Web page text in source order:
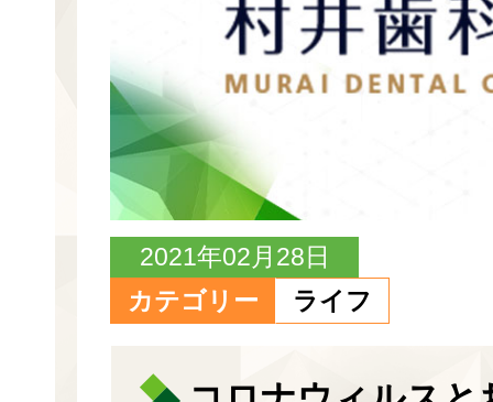
2021年02月28日
カテゴリー
ライフ